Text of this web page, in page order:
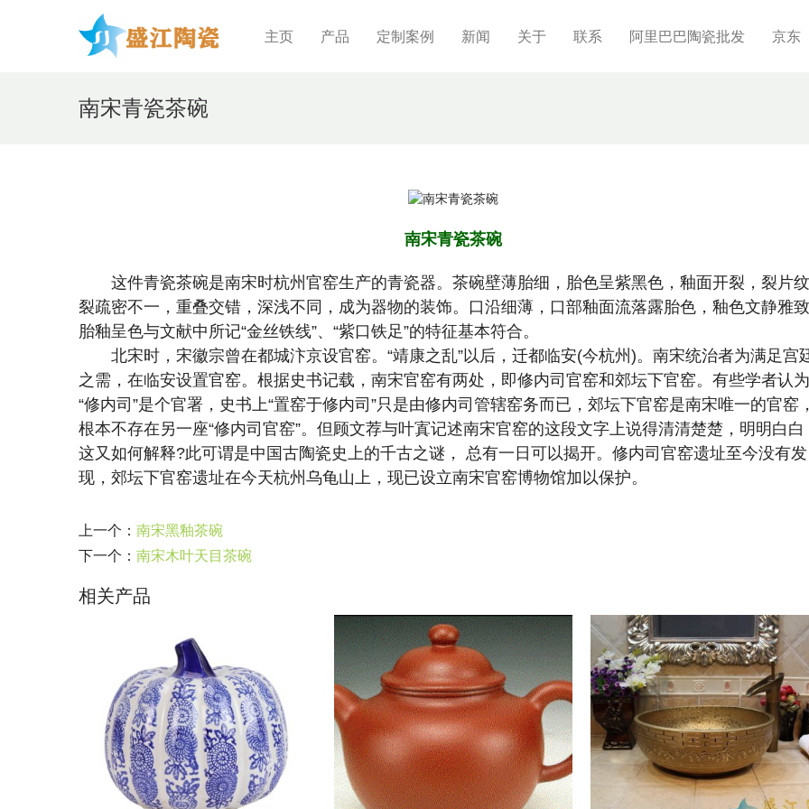
主页 产品 定制案例 新闻 关于 联系 阿里巴巴陶瓷批发 京东
南宋青瓷茶碗
南宋青瓷茶碗
这件青瓷茶碗是南宋时杭州官窑生产的青瓷器。茶碗壁薄胎细，胎色呈紫黑色，釉面开裂，裂片
裂疏密不一，重叠交错，深浅不同，成为器物的装饰。口沿细薄，口部釉面流落露胎色，釉色文静雅
胎釉呈色与文献中所记“金丝铁线”、“紫口铁足”的特征基本符合。
北宋时，宋徽宗曾在都城汴京设官窑。“靖康之乱”以后，迁都临安(今杭州)。南宋统治者为满足宫
之需，在临安设置官窑。根据史书记载，南宋官窑有两处，即修内司官窑和郊坛下官窑。有些学者认为
“修内司”是个官署，史书上“置窑于修内司”只是由修内司管辖窑务而已，郊坛下官窑是南宋唯一的官窑
根本不存在另一座“修内司官窑”。但顾文荐与叶寘记述南宋官窑的这段文字上说得清清楚楚，明明白白
这又如何解释?此可谓是中国古陶瓷史上的千古之谜， 总有一日可以揭开。修内司官窑遗址至今没有发
现，郊坛下官窑遗址在今天杭州乌龟山上，现已设立南宋官窑博物馆加以保护。
上一个： 南宋黑釉茶碗
下一个： 南宋木叶天目茶碗
相关产品